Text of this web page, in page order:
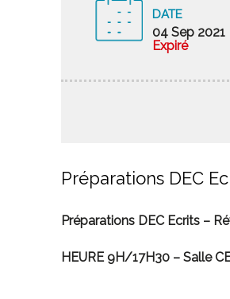
DATE
04 Sep 2021
Expiré
Préparations DEC
Préparations DEC Ecrits –
HEURE 9H/17H30 – Salle